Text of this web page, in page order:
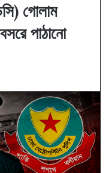
গোলাম
পাঠানো